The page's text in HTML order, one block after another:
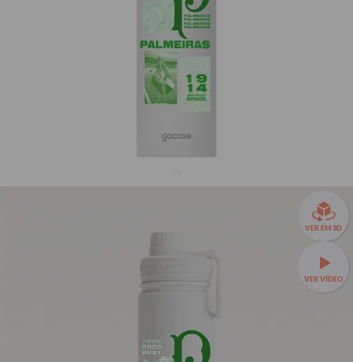
VER EM 3D
VER VÍDEO
Garrafa Térmica Fresh + Ebook - Palmeiras -
Garrafa Térmica Fresh a partir de R$129,90!
conservação térmica e estampas exclusivas.